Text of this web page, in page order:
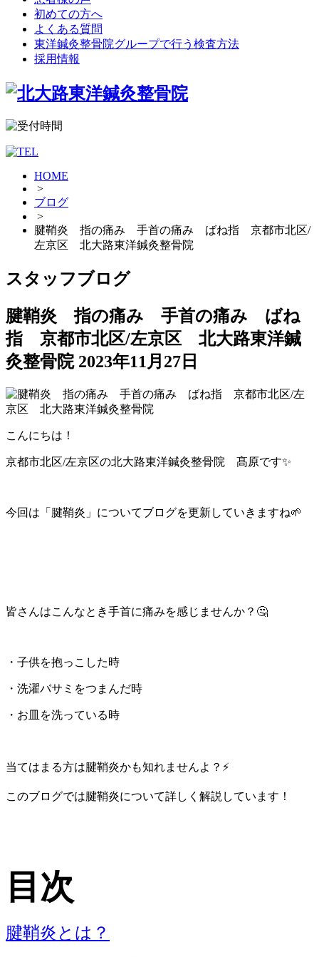
初めての方へ
よくある質問
東洋鍼灸整骨院グループで行う検査方法
採用情報
HOME
>
ブログ
>
腱鞘炎 指の痛み 手首の痛み ばね指 京都市北区/
左京区 北大路東洋鍼灸整骨院
スタッフブログ
腱鞘炎 指の痛み 手首の痛み ばね
指 京都市北区/左京区 北大路東洋鍼
灸整骨院 2023年11月27日
こんにちは！
京都市北区/左京区の北大路東洋鍼灸整骨院 髙原です✨
今回は「腱鞘炎」についてブログを更新していきますね🌱
皆さんはこんなとき手首に痛みを感じませんか？🤔
・子供を抱っこした時
・洗濯バサミをつまんだ時
・お皿を洗っている時
当てはまる方は腱鞘炎かも知れませんよ？⚡
このブログでは腱鞘炎について詳しく解説しています！
目次
腱鞘炎とは？